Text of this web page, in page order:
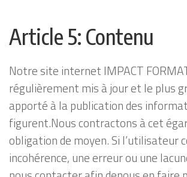
Article 5: Contenu
Notre site internet IMPACT
régulièrement mis à jour et le plus
apporté à la publication des
figurent.Nous contractons à cet
obligation de moyen. Si l’utilisateur
incohérence, une erreur ou une